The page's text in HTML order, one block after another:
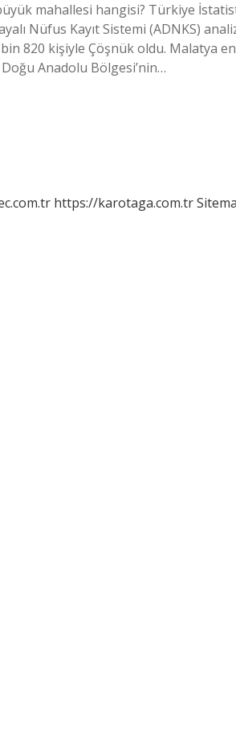
mahallesi hangisi? Türkiye
Nüfus Kayıt Sistemi (ADNKS)
820 kişiyle Çöşnük oldu. Malatya en
Anadolu Bölgesi’nin…
https://karotaga.com.tr